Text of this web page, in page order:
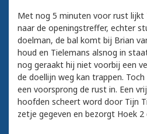
Met nog 5 minuten voor rust lijkt
naar de openingstreffer, echter
doelman, de bal komt bij Brian
houd en Tielemans alsnog in
nog geraakt hij niet voorbij een
de doellijn weg kan trappen.
een voorsprong de rust in. Een
hoofden scheert word door Tijn
zetje gegeven en bezorgt Hoek